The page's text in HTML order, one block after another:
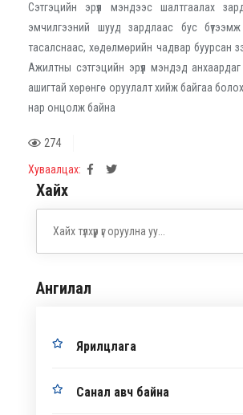
Сэтгэцийн эрүүл мэндээс шалтгаалах
эмчилгээний шууд зардлаас бус
тасалснаас, хөдөлмөрийн чадвар буурсан
Ажилтны сэтгэцийн эрүүл мэндэд
ашигтай хөрөнгө оруулалт хийж байгаа
нар онцолж байна
274
Хуваалцах:
Хайх
Ангилал
Ярилцлага
Санал авч байна